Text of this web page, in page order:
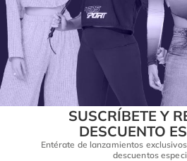
SUSCRÍBETE Y
DESCUENTO
Entérate de lanzamientos
descuentos